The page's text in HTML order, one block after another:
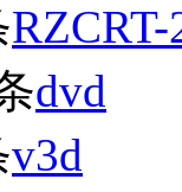
RZCRT-
dvd
v3d